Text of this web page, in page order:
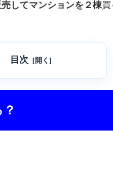
してマンションを２棟
目次